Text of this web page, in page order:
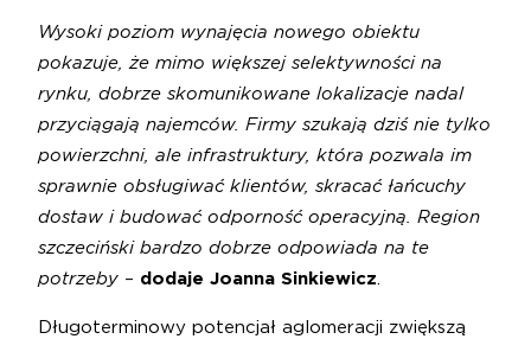
Wysoki poziom wynajęcia nowego obiektu
pokazuje, że mimo większej selektywności na
rynku, dobrze skomunikowane lokalizacje nadal
przyciągają najemców. Firmy szukają dziś nie tylko
powierzchni, ale infrastruktury, która pozwala im
sprawnie obsługiwać klientów, skracać łańcuchy
dostaw i budować odporność operacyjną. Region
szczeciński bardzo dobrze odpowiada na te
potrzeby – dodaje Joanna Sinkiewicz.
Długoterminowy potencjał aglomeracji zwiększą